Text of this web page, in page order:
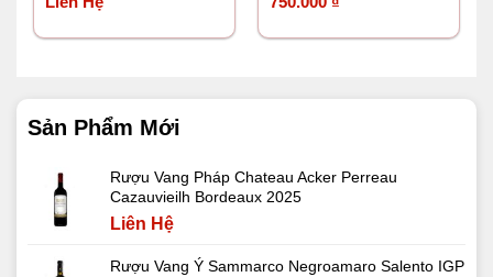
Sản Phẩm Mới
Rượu Vang Pháp Chateau Acker Perreau
Cazauvieilh Bordeaux 2025
Liên Hệ
Rượu Vang Ý Sammarco Negroamaro Salento IGP